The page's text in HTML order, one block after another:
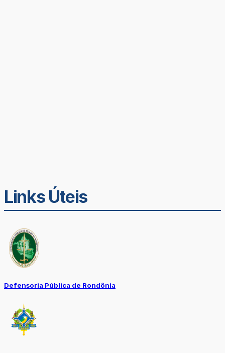
Links Úteis
Defensoria Pública de Rondônia